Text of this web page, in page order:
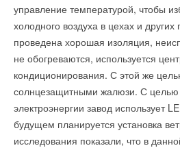
управление температурой, чтобы
холодного воздуха в цехах и
проведена хорошая изоляция,
не обогреваются, используется
кондиционирования. С этой же
солнцезащитными жалюзи. С
электроэнергии завод использует
будущем планируется установка
исследования показали, что в